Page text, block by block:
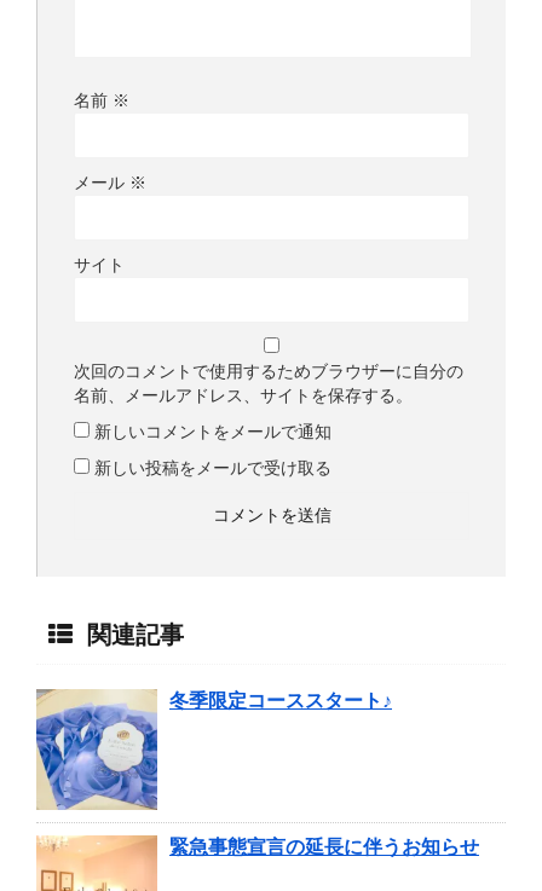
名前 ※
メール ※
サイト
次回のコメントで使用するためブラウザーに自分の
名前、メールアドレス、サイトを保存する。
新しいコメントをメールで通知
新しい投稿をメールで受け取る
関連記事
冬季限定コーススタート♪
緊急事態宣言の延長に伴うお知らせ